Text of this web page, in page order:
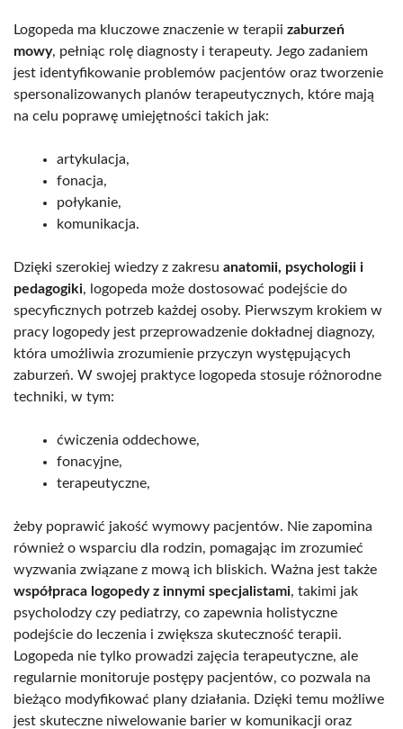
Logopeda ma kluczowe znaczenie w terapii zaburzeń
mowy, pełniąc rolę diagnosty i terapeuty. Jego zadaniem
jest identyfikowanie problemów pacjentów oraz tworzenie
spersonalizowanych planów terapeutycznych, które mają
na celu poprawę umiejętności takich jak:
artykulacja,
fonacja,
połykanie,
komunikacja.
Dzięki szerokiej wiedzy z zakresu anatomii, psychologii i
pedagogiki, logopeda może dostosować podejście do
specyficznych potrzeb każdej osoby. Pierwszym krokiem w
pracy logopedy jest przeprowadzenie dokładnej diagnozy,
która umożliwia zrozumienie przyczyn występujących
zaburzeń. W swojej praktyce logopeda stosuje różnorodne
techniki, w tym:
ćwiczenia oddechowe,
fonacyjne,
terapeutyczne,
żeby poprawić jakość wymowy pacjentów. Nie zapomina
również o wsparciu dla rodzin, pomagając im zrozumieć
wyzwania związane z mową ich bliskich. Ważna jest także
współpraca logopedy z innymi specjalistami, takimi jak
psycholodzy czy pediatrzy, co zapewnia holistyczne
podejście do leczenia i zwiększa skuteczność terapii.
Logopeda nie tylko prowadzi zajęcia terapeutyczne, ale
regularnie monitoruje postępy pacjentów, co pozwala na
bieżąco modyfikować plany działania. Dzięki temu możliwe
jest skuteczne niwelowanie barier w komunikacji oraz